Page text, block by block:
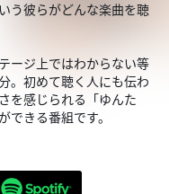
う彼らがどんな楽曲を聴
ージ上ではわからない等
。初めて聴く人にも伝わ
を感じられる「ゆんた
できる番組です。